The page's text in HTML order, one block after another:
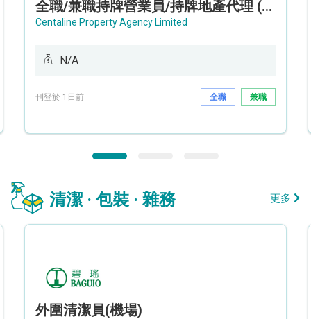
全職/兼職持牌營業員/持牌地產代理 (長沙灣/將軍澳/油塘)
Centaline Property Agency Limited
N/A
刊登於 1日前 全職 兼職
清潔 · 包裝 · 雜務 更多
外圍清潔員(機場)